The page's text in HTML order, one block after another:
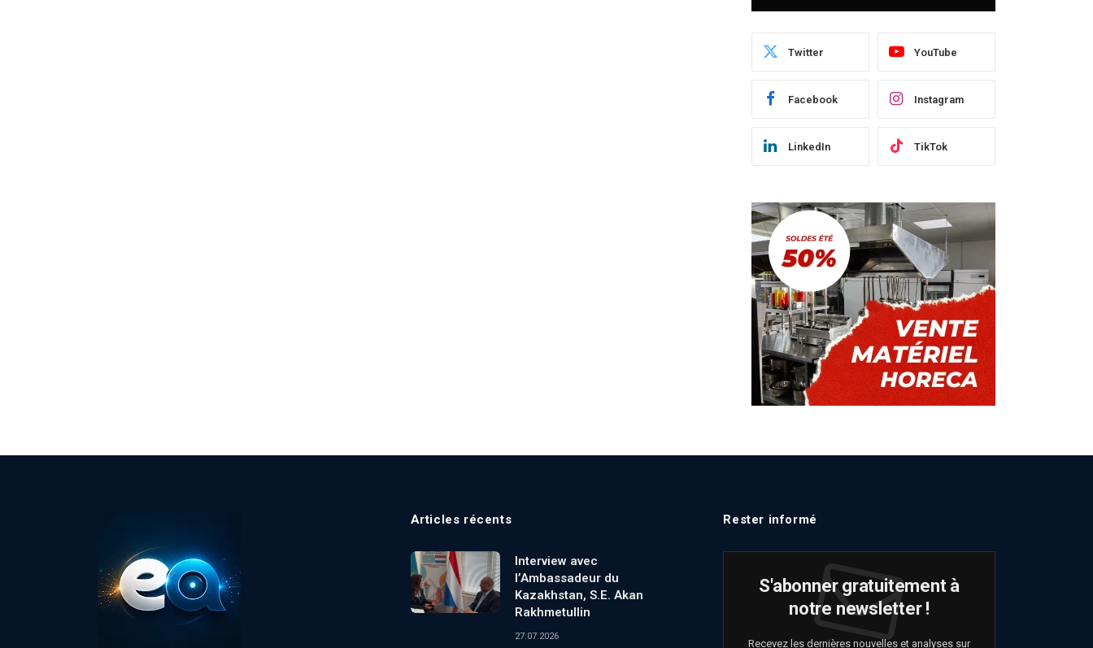
Twitter YouTube
Facebook Instagram
LinkedIn TikTok
Articles récents
Interview avec
l’Ambassadeur du
Kazakhstan, S.E. Akan
Rakhmetullin
27.07.2026
Rester informé
S'abonner gratuitement à
notre newsletter !
Recevez les dernières nouvelles et analyses sur